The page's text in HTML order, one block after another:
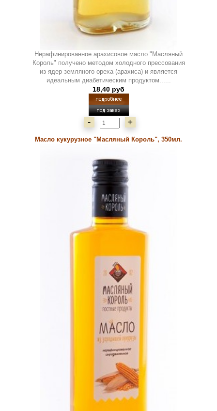
Нерафинированное арахисовое масло "Масляный
Король" получено методом холодного прессования
из ядер земляного ореха (арахиса) и является
идеальным диабетическим продуктом......
18,40 руб
- +
Масло кукурузное "Масляный Король", 350мл.